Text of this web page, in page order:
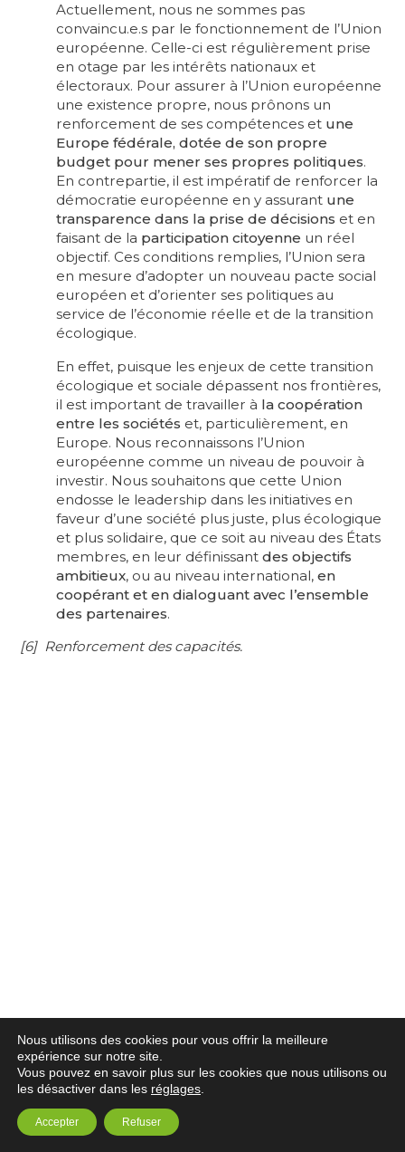
Actuellement, nous ne sommes pas
convaincu.e.s par le fonctionnement de l’Union
européenne. Celle-ci est régulièrement prise
en otage par les intérêts nationaux et
électoraux. Pour assurer à l’Union européenne
une existence propre, nous prônons un
renforcement de ses compétences et une
Europe fédérale, dotée de son propre
budget pour mener ses propres politiques.
En contrepartie, il est impératif de renforcer la
démocratie européenne en y assurant une
transparence dans la prise de décisions et en
faisant de la participation citoyenne un réel
objectif. Ces conditions remplies, l’Union sera
en mesure d’adopter un nouveau pacte social
européen et d’orienter ses politiques au
service de l’économie réelle et de la transition
écologique.
En effet, puisque les enjeux de cette transition
écologique et sociale dépassent nos frontières,
il est important de travailler à la coopération
entre les sociétés et, particulièrement, en
Europe. Nous reconnaissons l’Union
européenne comme un niveau de pouvoir à
investir. Nous souhaitons que cette Union
endosse le leadership dans les initiatives en
faveur d’une société plus juste, plus écologique
et plus solidaire, que ce soit au niveau des États
membres, en leur définissant des objectifs
ambitieux, ou au niveau international,en
coopérant et en dialoguant avec l’ensemble
des partenaires.
[6] Renforcement des capacités.
Nous utilisons des cookies pour vous offrir la meilleure
expérience sur notre site.
Vous pouvez en savoir plus sur les cookies que nous utilisons ou
les désactiver dans les réglages
Accepter Refuser